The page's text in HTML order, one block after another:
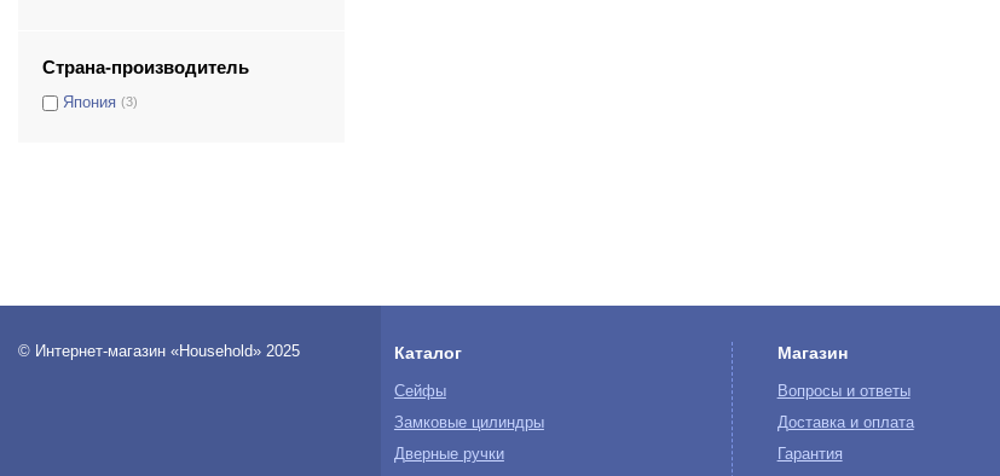
Страна-производитель
Япония (3)
© Интернет-магазин «Household» 2025 Каталог
Сейфы
Замковые цилиндры
Дверные ручки
Магазин
Вопросы и ответы
Доставка и оплата
Гарантия